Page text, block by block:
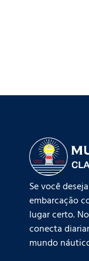
Se você
embarcação
lugar certo.
conecta
mundo